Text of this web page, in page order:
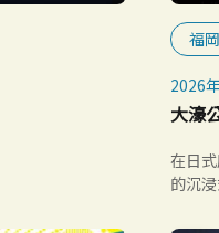
福
2026
（四）
大濠
在日
的沉